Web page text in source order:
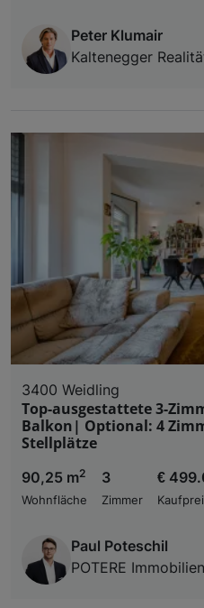
Peter Klumair
Kaltenegger
3400 Weidling
Top-ausgestattete 3-
Balkon| Optional: 4
Stellplätze
90,25 m2
Wohnfläche
3
Zimmer
€
Paul Poteschil
POTERE